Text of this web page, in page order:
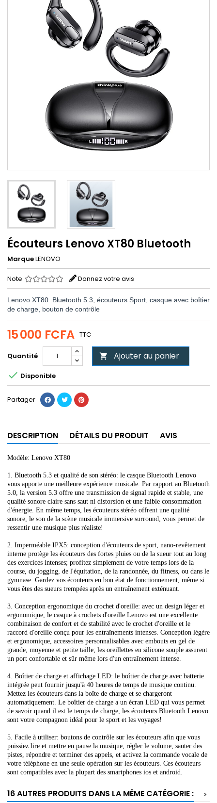
Écouteurs Lenovo XT80 Bluetooth
MarqueLENOVO
Note Donnez votre avis
Lenovo XT80 Bluetooth 5.3, écouteurs Sport, casque avec boîtier
de charge, bouton de contrôle
15 000 FCFA TTC
Quantité  Ajouter au panier
 Disponible
Partager
DESCRIPTION DÉTAILS DU PRODUIT AVIS
Modèle: Lenovo XT80
1. Bluetooth 5.3 et qualité de son stéréo: le casque Bluetooth Lenovo
vous apporte une meilleure expérience musicale. Par rapport au Bluetooth
5.0, la version 5.3 offre une transmission de signal rapide et stable, une
qualité sonore claire sans saut ni distorsion et une faible consommation
d'énergie. En même temps, les écouteurs stéréo offrent une qualité
sonore, le son de la scène musicale immersive surround, vous permet de
ressentir une musique plus réaliste!
2. Imperméable IPX5: conception d'écouteurs de sport, nano-revêtement
interne protège les écouteurs des fortes pluies ou de la sueur tout au long
des exercices intenses; profitez simplement de votre temps lors de la
course, du jogging, de l'équitation, de la randonnée, du fitness, ou dans le
gymnase. Gardez vos écouteurs en bon état de fonctionnement, même si
vous êtes des sueurs trempées après un entraînement exténuant.
3. Conception ergonomique du crochet d'oreille: avec un design léger et
ergonomique, le casque à crochets d'oreille Lenovo est une excellente
combinaison de confort et de stabilité avec le crochet d'oreille et le
raccord d'oreille conçu pour les entraînements intenses. Conception légère
et ergonomique, accessoires personnalisables avec embouts en gel de
grande, moyenne et petite taille; les oreillettes en silicone souple assurent
un port confortable et sûr même lors d'un entraînement intense.
4. Boîtier de charge et affichage LED: le boîtier de charge avec batterie
intégrée peut fournir jusqu'à 40 heures de temps de musique continu.
Mettez les écouteurs dans la boîte de charge et se chargeront
automatiquement. Le boîtier de charge a un écran LED qui vous permet
de savoir quand il est le temps de charge, les écouteurs Bluetooth Lenovo
sont votre compagnon idéal pour le sport et les voyages!
5. Facile à utiliser: boutons de contrôle sur les écouteurs afin que vous
puissiez lire et mettre en pause la musique, régler le volume, sauter des
pistes, répondre et terminer des appels, et activez la commande vocale de
votre téléphone en une seule opération sur les écouteurs. Ces écouteurs
sont compatibles avec la plupart des smartphones ios et android.
16 AUTRES PRODUITS DANS LA MÊME CATÉGORIE :
>